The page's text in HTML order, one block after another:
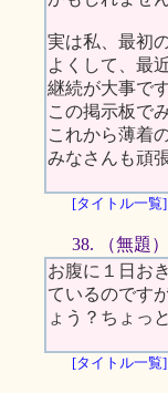
実は私、最初
よくして、最
継続が大事で
この掲示板で
これから薄着
みなさんも頑
[タイトル一覧]
38. （無題）
お腹に１日お
ているのです
ょう？ちょっ
[タイトル一覧]